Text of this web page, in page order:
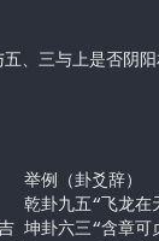
、三与上是否阴
术语	含义	举例（卦爻辞）
吉	吉祥	乾卦九五“飞
贞吉	守正得吉	坤卦六三“含章